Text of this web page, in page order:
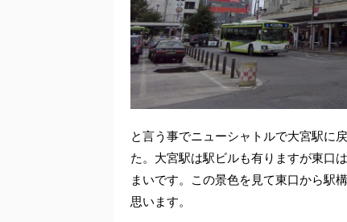
と言う事でニューシャトルで大宮駅に
た。大宮駅は駅ビルも有りますが東口
まいです。この景色を見て東口から駅
思います。